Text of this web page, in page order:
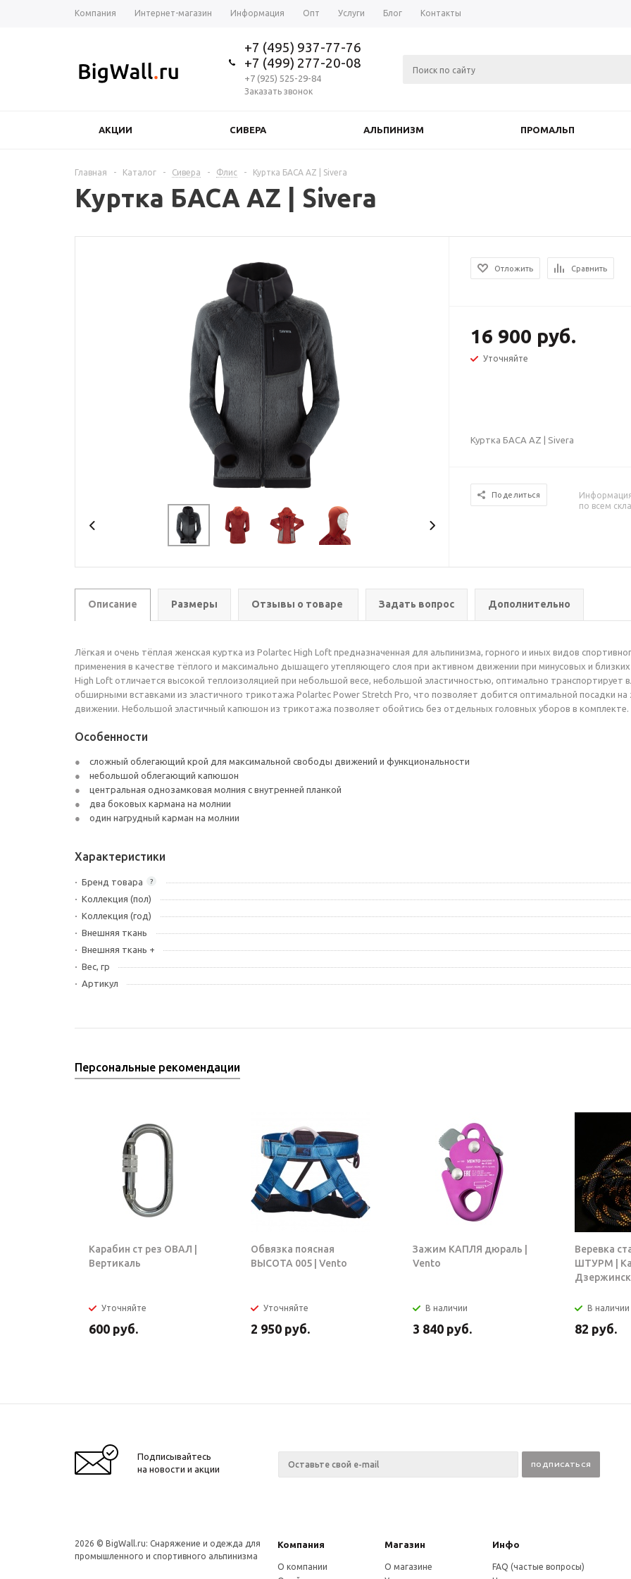
Компания Интернет-магазин Информация Опт Услуги Блог Контакты
+7 (495) 937-77-76
+7 (499) 277-20-08
+7 (925) 525-29-84
Заказать звонок
АКЦИИ СИВЕРА АЛЬПИНИЗМ ПРОМАЛЬП
Главная - Каталог - Сивера - Флис - Куртка БАСА AZ | Sivera
Куртка БАСА AZ | Sivera
Отложить Сравнить
16 900 руб.
Уточняйте
Куртка БАСА AZ | Sivera
Поделиться
по всем
Описание Размеры Отзывы о товаре Задать вопрос Дополнительно
Лёгкая и очень тёплая женская куртка из Polartec High Loft предназначенная для альпинизма, горного и иных видов
применения в качестве тёплого и максимально дышащего утепляющего слоя при активном движении при минусовых и
High Loft отличается высокой теплоизоляцией при небольшой весе, небольшой эластичностью, оптимально транспортирует
обширными вставками из эластичного трикотажа Polartec Power Stretch Pro, что позволяет добится оптимальной посадки
движении. Небольшой эластичный капюшон из трикотажа позволяет обойтись без отдельных головных уборов в комплекте.
Особенности
сложный облегающий крой для максимальной свободы движений и функциональности
небольшой облегающий капюшон
центральная однозамковая молния с внутренней планкой
два боковых кармана на молнии
один нагрудный карман на молнии
Характеристики
?
Бренд товара
Коллекция (пол)
Коллекция (год)
Внешняя ткань
Внешняя ткань +
Вес, гр
Артикул
Персональные рекомендации
Карабин ст рез ОВАЛ |
Вертикаль
Уточняйте
600 руб.
Обвязка поясная
ВЫСОТА 005 | Vento
Уточняйте
2 950 руб.
Зажим КАПЛЯ дюраль |
Vento
В наличии
3 840 руб.
Веревка
ШТУРМ |
Дзержинск
В наличии
82 руб.
Подписывайтесь
на новости и акции
2026 © BigWall.ru: Снаряжение и одежда для
промышленного и спортивного альпинизма
Компания Магазин Инфо
О компании
О магазине
FAQ (частые вопросы)